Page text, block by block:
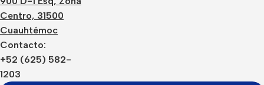
Centro, 31500
Cuauhtémoc
Contacto:
+52 (625) 582-
1203